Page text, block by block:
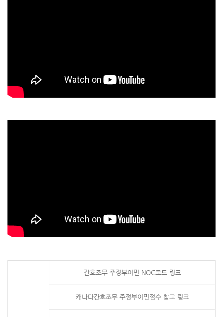
간호조무 주정부이민 NOC코드 링크
캐나다간호조무 주정부이민점수 참고 링크